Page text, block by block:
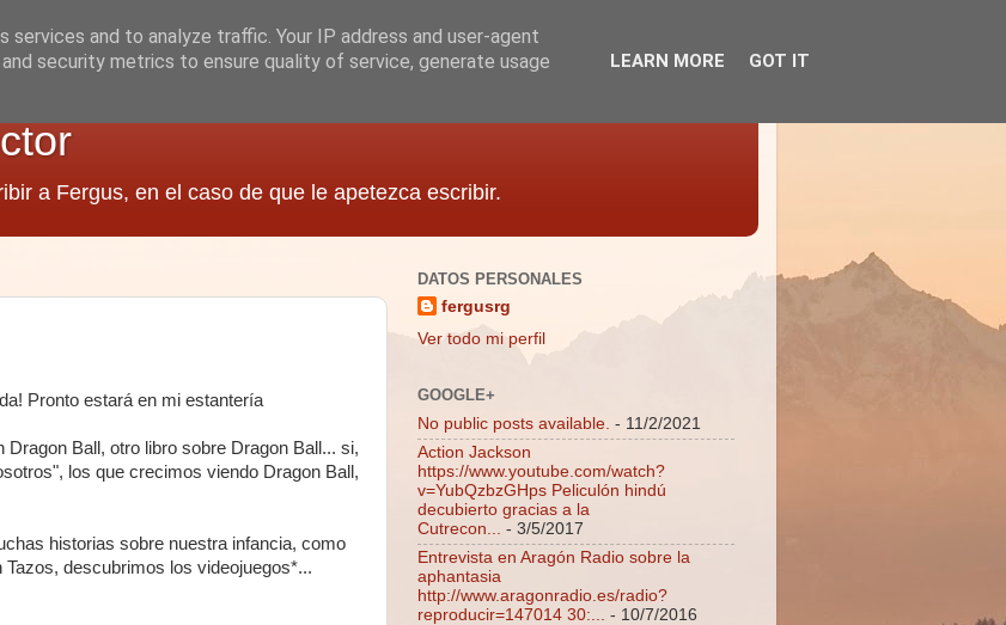
a Fergus, en el caso de que le apetezca escribir.
Pronto estará en mi estantería
Ball, otro libro sobre Dragon Ball... si,
los que crecimos viendo Dragon Ball,
historias sobre nuestra infancia, como
descubrimos los videojuegos*...
DATOS PERSONALES
fergusrg
Ver todo mi perfil
GOOGLE+
No public posts available. - 11/2/2021
Action Jackson
https://www.youtube.com/watch?
v=YubQzbzGHps Peliculón hindú
decubierto gracias a la
Cutrecon... - 3/5/2017
Entrevista en Aragón Radio sobre la
aphantasia
http://www.aragonradio.es/radio?
reproducir=147014 30:...
- 10/7/2016
and to analyze traffic. Your IP address and user-agent
security metrics to ensure quality of service, generate usage
LEARN MORE GOT IT